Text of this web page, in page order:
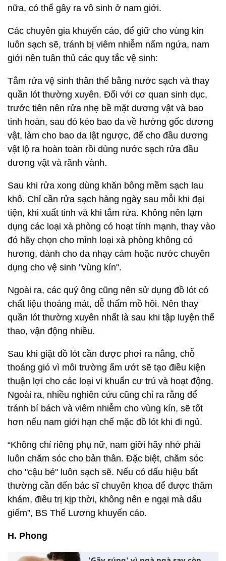
nữa, có thể gây ra vô sinh ở nam giới.
Các chuyên gia khuyến cáo, để giữ cho vùng kín
luôn sạch sẽ, tránh bị viêm nhiễm nấm ngứa, nam
giới nên tuân thủ các quy tắc vệ sinh:
Tắm rửa vệ sinh thân thể bằng nước sạch và thay
quần lót thường xuyên. Đối với cơ quan sinh dục,
trước tiên nên rửa nhẹ bề mặt dương vật và bao
tinh hoàn, sau đó kéo bao da về hướng gốc dương
vật, làm cho bao da lật ngược, để cho đầu dương
vật lộ ra hoàn toàn rồi dùng nước sạch rửa đầu
dương vật và rãnh vành.
Sau khi rửa xong dùng khăn bông mềm sạch lau
khô. Chỉ cần rửa sạch hàng ngày sau mỗi khi đại
tiện, khi xuất tinh và khi tắm rửa. Không nên lạm
dụng các loại xà phòng có hoạt tính mạnh, thay vào
đó hãy chọn cho mình loại xà phòng không có
hương, dành cho da nhạy cảm hoặc nước chuyên
dụng cho vệ sinh "vùng kín".
Ngoài ra, các quý ông cũng nên sử dụng đồ lót có
chất liệu thoáng mát, dễ thấm mồ hôi. Nên thay
quần lót thường xuyên nhất là sau khi tập luyện thể
thao, vận động nhiều.
Sau khi giặt đồ lót cần được phơi ra nắng, chỗ
thoáng gió vì môi trường ẩm ướt sẽ tạo điều kiện
thuận lợi cho các loại vi khuẩn cư trú và hoạt động.
Ngoài ra, nhiều nghiên cứu cũng chỉ ra rằng để
tránh bí bách và viêm nhiễm cho vùng kín, sẽ tốt
hơn nếu nam giới hạn chế mặc đồ lót khi đi ngủ.
“Không chỉ riêng phụ nữ, nam giỡi hãy nhớ phải
luôn chăm sóc cho bản thân. Đặc biệt, chăm sóc
cho "cậu bé" luôn sạch sẽ. Nếu có dấu hiệu bất
thường cần đến bác sĩ chuyên khoa để được thăm
khám, điều trị kịp thời, không nên e ngại mà dấu
giếm”, BS Thế Lương khuyến cáo.
H. Phong